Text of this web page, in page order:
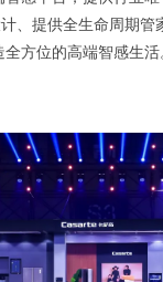
、提供全生命周期管
方位的高端智感生活